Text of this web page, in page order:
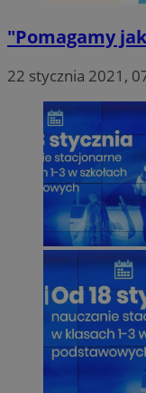
"Pomagamy
22 stycznia 2021,